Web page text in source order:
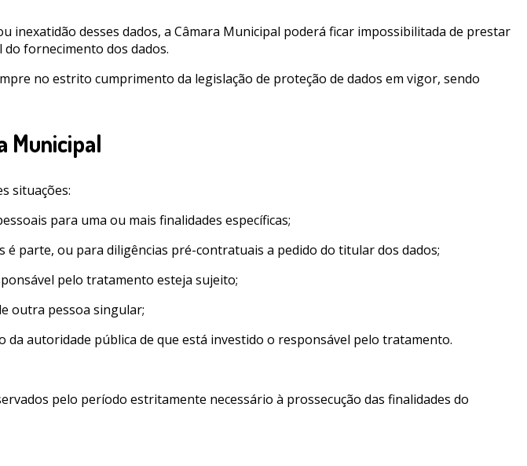
inexatidão desses dados, a Câmara Municipal poderá ficar impossibilitada de prestar
fornecimento dos dados.
no estrito cumprimento da legislação de proteção de dados em vigor, sendo
Municipal
situações:
para uma ou mais finalidades específicas;
parte, ou para diligências pré-contratuais a pedido do titular dos dados;
pelo tratamento esteja sujeito;
outra pessoa singular;
autoridade pública de que está investido o responsável pelo tratamento.
pelo período estritamente necessário à prossecução das finalidades do